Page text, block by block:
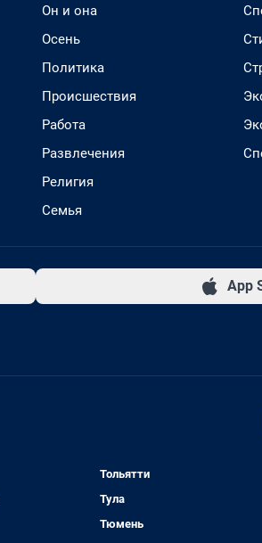
Он и она
Осень
Политика
Происшествия
Работа
Развлечения
Религия
Семья
App
Тольятти
Тула
Тюмень